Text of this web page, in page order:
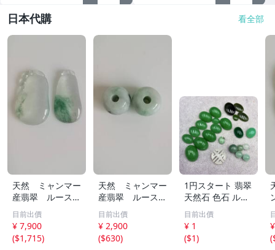
日本代購 看全部
天然 ミャンマー
産翡翠 ルース
瓜 氷のように透
き通る 17ｘ8.5
ｘ2.4ｍｍ 3.5ct
と 17.6ｘ11
目前出價
¥ 7,900
($1,715)
天然 ミャンマー
産翡翠 ルース
18ｘ12.8ｍ
ｍ 40.5ct と
18.4ｘ13.3ｍｍ
43ct 注意事項
目前出價
¥ 2,900
($630)
1円スタート 翡翠
天然石 色石 ルー
ス まとめ 大量 ジ
ュエリー 宝石 総
重量約49.0g ヒス
イ HE0806ろ
目前出價
¥ 1
($1)
(